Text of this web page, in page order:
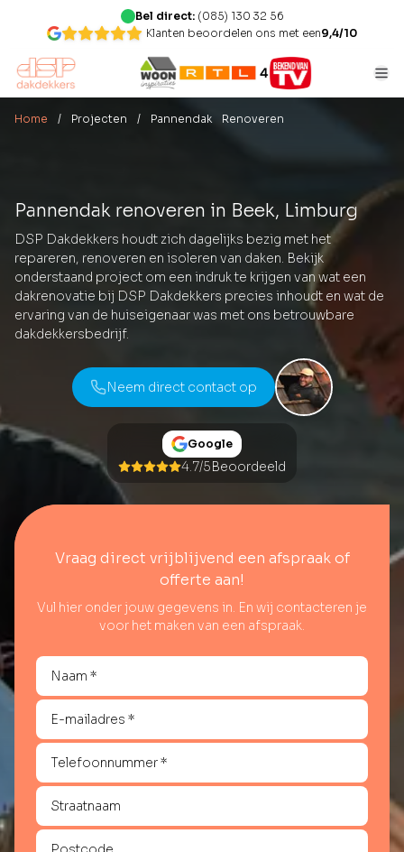
Bel direct: (085) 130 32 56
Klanten beoordelen ons met een9,4/10
Home / Projecten / Pannendak Renoveren
Pannendak renoveren in Beek, Limburg
DSP Dakdekkers houdt zich dagelijks bezig met het
repareren, renoveren en isoleren van daken. Bekijk
onderstaand project om een indruk te krijgen van wat een
dakrenovatie bij DSP Dakdekkers precies inhoudt en wat de
ervaring van de huiseigenaar was met ons betrouwbare
dakdekkersbedrijf.
Neem direct contact op
Google
4.7/5Beoordeeld
Vraag direct vrijblijvend een afspraak of
offerte aan!
Vul hier onder jouw gegevens in. En wij contacteren je
voor het maken van een afspraak.